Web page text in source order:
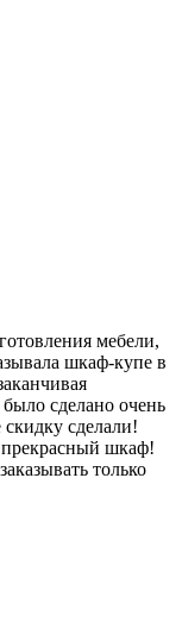
мебели,
шкаф-купе в
сделано очень
сделали!
прекрасный шкаф!
только